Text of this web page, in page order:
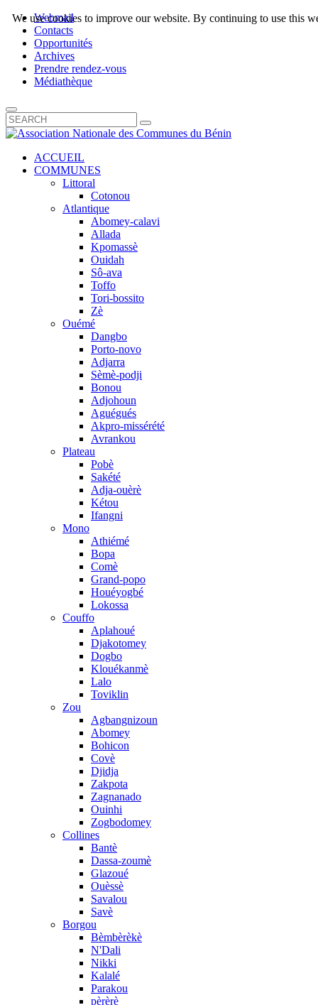
Webmail
Contacts
Opportunités
Archives
Prendre rendez-vous
Médiathèque
ACCUEIL
COMMUNES
Littoral
Cotonou
Atlantique
Abomey-calavi
Allada
Kpomassè
Ouidah
Sô-ava
Toffo
Tori-bossito
Zè
Ouémé
Dangbo
Porto-novo
Adjarra
Sèmè-podji
Bonou
Adjohoun
Aguégués
Akpro-missérété
Avrankou
Plateau
Pobè
Sakété
Adja-ouèrè
Kétou
Ifangni
Mono
Athiémé
Bopa
Comè
Grand-popo
Houéyogbé
Lokossa
Couffo
Aplahoué
Djakotomey
Dogbo
Klouékanmè
Lalo
Toviklin
Zou
Agbangnizoun
Abomey
Bohicon
Covè
Djidja
Zakpota
Zagnanado
Ouinhi
Zogbodomey
Collines
Bantè
Dassa-zoumè
Glazoué
Ouèssè
Savalou
Savè
Borgou
Bèmbèrèkè
N'Dali
Nikki
Kalalé
Parakou
pèrèrè
We use cookies to improve our website. By continuing to use this